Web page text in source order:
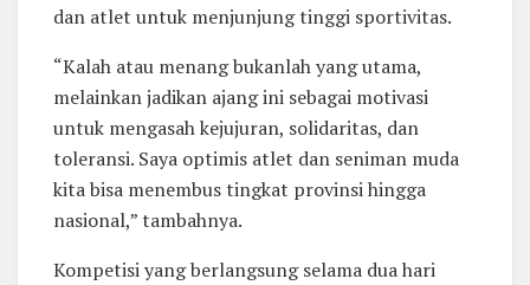
dan atlet untuk menjunjung tinggi sportivitas.
“Kalah atau menang bukanlah yang utama,
melainkan jadikan ajang ini sebagai motivasi
untuk mengasah kejujuran, solidaritas, dan
toleransi. Saya optimis atlet dan seniman muda
kita bisa menembus tingkat provinsi hingga
nasional,” tambahnya.
Kompetisi yang berlangsung selama dua hari